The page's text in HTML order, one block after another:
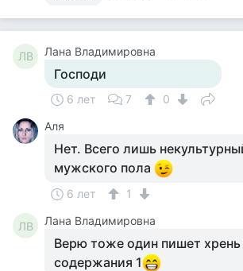
ЛВ Лана Владимировна
Господи
6 лет 7
0
Аля
Нет. Всего лишь
мужского пола
6 лет 1
ЛВ Лана Владимировна
Верю тоже один пишет хрень
содержания 1